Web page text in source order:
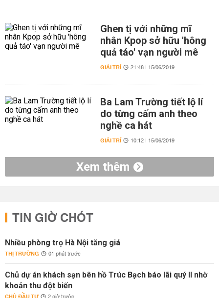
Ghen tị với những mĩ
nhân Kpop sở hữu 'hông
quả táo' vạn người mê
GIẢI TRÍ 21:48 | 15/06/2019
Ba Lam Trường tiết lộ lí
do từng cấm anh theo
nghề ca hát
GIẢI TRÍ 10:12 | 15/06/2019
Xem thêm
TIN GIỜ CHÓT
Nhiều phòng trọ Hà Nội tăng giá
THỊ TRƯỜNG 01 phút trước
Chủ dự án khách sạn bên hồ Trúc Bạch báo lãi quý II nhờ
khoản thu đột biến